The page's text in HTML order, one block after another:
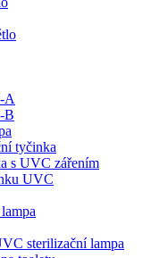
A
B
tyčinka
s UVC zářením
UVC
sterilizační lampa